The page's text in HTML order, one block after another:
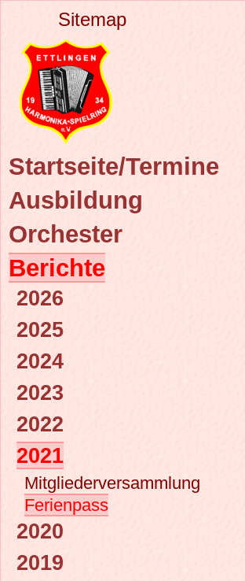
Sitemap
Startseite/Termine
Ausbildung
Orchester
Berichte
2026
2025
2024
2023
2022
2021
Mitgliederversammlung
Ferienpass
2020
2019